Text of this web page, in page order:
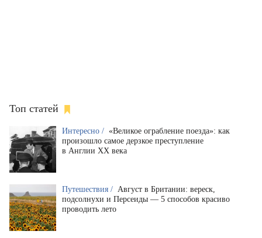
Топ статей
Интересно / «Великое ограбление поезда»: как
произошло самое дерзкое преступление
в Англии XX века
Путешествия / Август в Британии: вереск,
подсолнухи и Персеиды — 5 способов красиво
проводить лето